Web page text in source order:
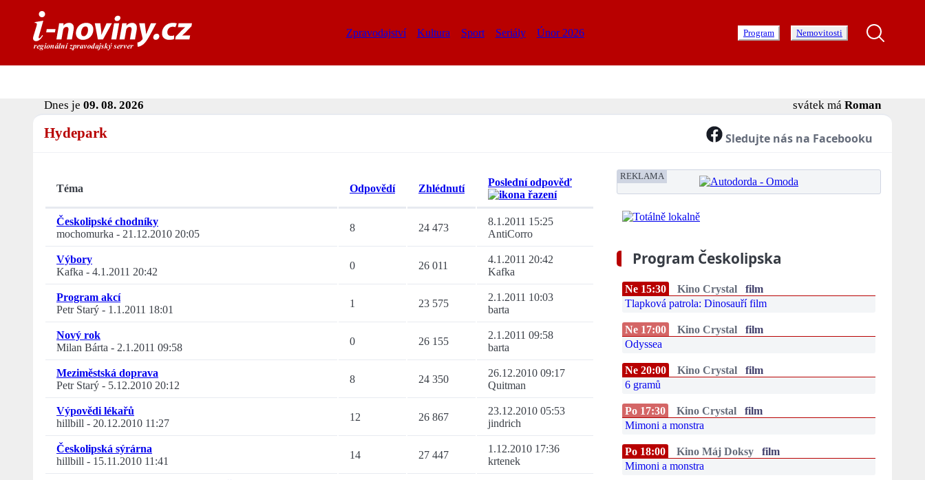
Zpravodajství Kultura Sport Seriály Únor 2026 Program Nemovitosti
Dnes je 09. 08. 2026 svátek má Roman
Hydepark Sledujte nás na Facebooku
Téma Odpovědí Zhlédnutí
Poslední odpověď
Českolipské chodníky
mochomurka - 21.12.2010 20:05
8 24 473
8.1.2011 15:25
AntiCorro
Výbory
Kafka - 4.1.2011 20:42
0 26 011
4.1.2011 20:42
Kafka
Program akcí
Petr Starý - 1.1.2011 18:01
1 23 575
2.1.2011 10:03
barta
Nový rok
Milan Bárta - 2.1.2011 09:58
0 26 155
2.1.2011 09:58
barta
Meziměstská doprava
Petr Starý - 5.12.2010 20:12
8 24 350
26.12.2010 09:17
Quitman
Výpovědi lékařů
hillbill - 20.12.2010 11:27
12 26 867
23.12.2010 05:53
jindrich
Českolipská sýrárna
hillbill - 15.11.2010 11:41
14 27 447
1.12.2010 17:36
krtenek
REKLAMA
Program Českolipska
Ne 15:30 Kino Crystal
film
Tlapková patrola: Dinosauří film
Ne 17:00 Kino Crystal
film
Odyssea
Ne 20:00 Kino Crystal
film
6 gramů
Po 17:30 Kino Crystal
film
Mimoni a monstra
Po 18:00 Kino Máj Doksy
film
Mimoni a monstra